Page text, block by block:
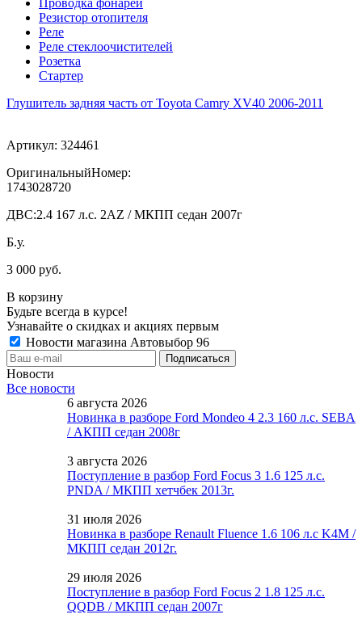
Резистор отопителя
Реле
Реле стеклоочистителей
Розетка
Стартер
Глушитель задняя часть от Toyota Camry XV40 2006-2011
Артикул: 324461
ОригинальныйНомер:
1743028720
ДВС:2.4 167 л.с. 2AZ / МКПП седан 2007г
Б.у.
3 000 руб.
В корзину
Будьте всегда в курсе!
Узнавайте о скидках и акциях первым
Новости магазина Автовыбор 96
Новости
Все новости
6 августа 2026
Новинка в разборе Ford Mondeo 4 2.3 160 л.с. SEBA
/ АКПП седан 2008г
3 августа 2026
Поступление в разбор Ford Focus 3 1.6 125 л.с.
PNDA / МКПП хетчбек 2013г.
31 июля 2026
Новинка в разборе Renault Fluence 1.6 106 л.с K4M /
МКПП седан 2012г.
29 июля 2026
Поступление в разбор Ford Focus 2 1.8 125 л.с.
QQDB / МКПП седан 2007г